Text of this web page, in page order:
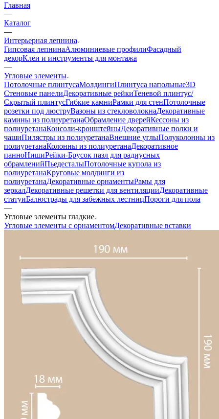
Главная
—
Каталог
—
Интерьерная лепнина
Гипсовая лепнинаАлюминиевые профилиФасадный
декорКлеи и инструменты для монтажа
—
Угловые элементы
Потолочные плинтусаМолдингиПлинтуса напольные3D
Стеновые панелиДекоративные рейкиТеневой плинтус/
Скрытый плинтусГибкие камниРамки для стенПотолочные
розетки под люструВазоны из стекловолокнаДекоративные
камины из полиуретанаОбрамление дверейКессоны из
полиуретанаКонсоли-кронштейныДекоративные полки и
чашиПилястры из полиуретанаВнешние углыПолуколонны из
полиуретанаКолонны из полиуретанаДекоративное
панноНишиРейки-Брусок пазл для радиусных
обрамленийПьедесталыПотолочные купола из
полиуретанаКруговые молдинги из
полиуретанаДекоративные орнаментыРамы для
зеркалДекоративные решетки для вентиляцииДекоративные
статуиБалюстрады для забежных лестницПороги для пола
—
Угловые элементы гладкие
Угловые элементы с орнаментомДекоративные вставки